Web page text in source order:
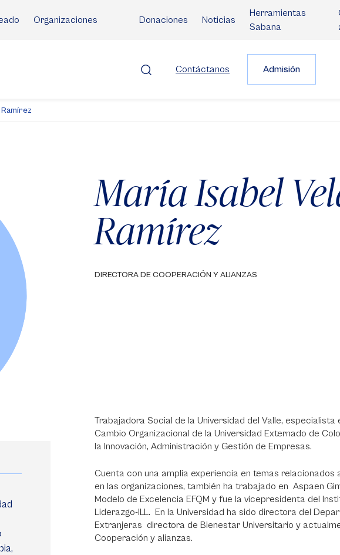
Organizaciones Donaciones Noticias
Herramientas
Sabana
Contáctanos Admisión
María Isabel
Ramírez
DIRECTORA DE COOPERACIÓN Y ALIANZAS
Trabajadora Social de la Universidad del Valle, especialista
Cambio Organizacional de la Universidad Externado de
la Innovación, Administración y Gestión de Empresas.
Cuenta con una amplia experiencia en temas relacionados
en las organizaciones, también ha trabajado en Aspaen
Modelo de Excelencia EFQM y fue la vicepresidenta del
Liderazgo-ILL. En la Universidad ha sido directora del
Extranjeras directora de Bienestar Universitario y
Cooperación y alianzas.